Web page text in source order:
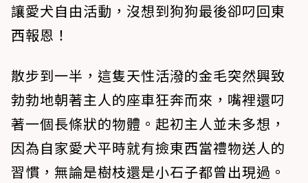
讓愛犬自由活動，沒想到狗狗最後卻叼回東
西報恩！
散步到一半，這隻天性活潑的金毛突然興致
勃勃地朝著主人的座車狂奔而來，嘴裡還叼
著一個長條狀的物體。起初主人並未多想，
因為自家愛犬平時就有撿東西當禮物送人的
習慣，無論是樹枝還是小石子都曾出現過。